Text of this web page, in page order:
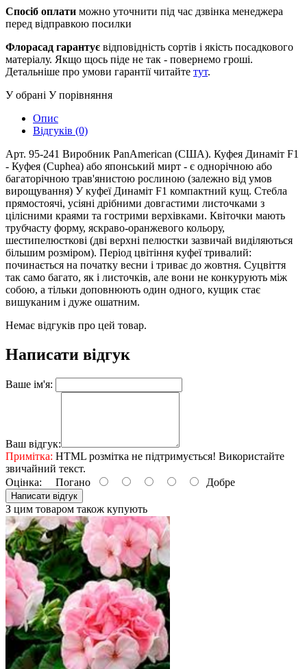
Спосіб оплати можно уточнити під час дзвінка менеджера
перед відправкою посилки
Флорасад гарантує відповідність сортів і якість посадкового
матеріалу. Якщо щось піде не так - повернемо гроші.
Детальніше про умови гарантії читайте тут.
У обрані У порівняння
Опис
Відгуків (0)
Арт. 95-241 Виробник PanAmerican (США). Куфея Динаміт F1
- Куфея (Cuphea) або японський мирт - є однорічною або
багаторічною трав'янистою рослиною (залежно від умов
вирощування) У куфеї Динаміт F1 компактний кущ. Стебла
прямостоячі, усіяні дрібними довгастими листочками з
цілісними краями та гострими верхівками. Квіточки мають
трубчасту форму, яскраво-оранжевого кольору,
шестипелюсткові (дві верхні пелюстки зазвичай виділяються
більшим розміром). Період цвітіння куфеї тривалий:
починається на початку весни і триває до жовтня. Суцвіття
так само багато, як і листочків, але вони не конкурують між
собою, а тільки доповнюють один одного, кущик стає
вишуканим і дуже ошатним.
Немає відгуків про цей товар.
Написати відгук
Ваше ім'я:
Ваш відгук:
Примітка: HTML розмітка не підтримується! Використайте
звичайний текст.
Оцінка: Погано Добре
Написати відгук
З цим товаром також купують